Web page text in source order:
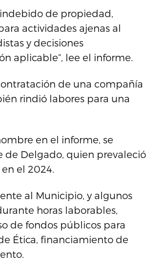
de propiedad,
actividades ajenas al
y decisiones
aplicable”, lee el informe.
de una compañía
rindió labores para una
en el informe, se
de Delgado, quien prevaleció
el 2024.
al Municipio, y algunos
horas laborables,
de fondos públicos para
Ética, financiamiento de